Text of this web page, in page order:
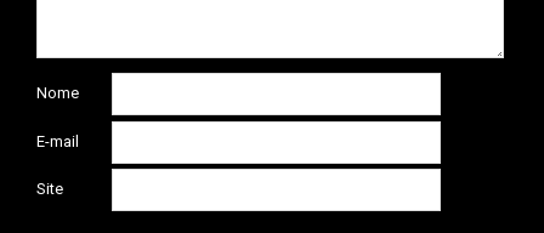
Nome
E-mail
Site